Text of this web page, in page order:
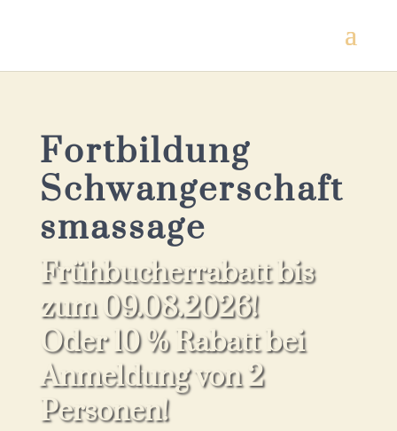
Fortbildung
Schwangerschaft
smassage
Frühbucherrabatt bis
zum 09.08.2026!
Oder 10 % Rabatt bei
Anmeldung von 2
Personen!